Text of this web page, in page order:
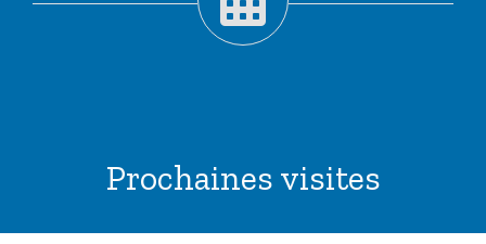
Prochaines visites